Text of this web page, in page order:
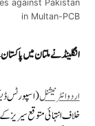
against Pakistan
in Multan-PCB
انگلینڈ نے ملتان میں
اردوانٹرنیشنل(اسپورٹس
خلاف انتہائی متوقع سیریز